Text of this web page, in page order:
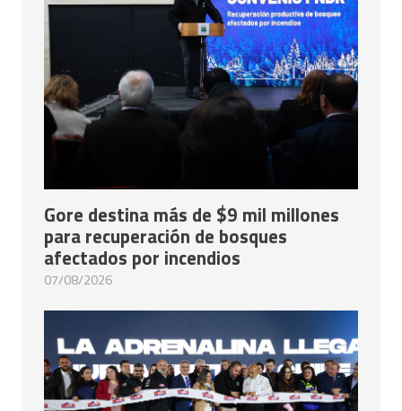
Gore destina más de $9 mil millones
para recuperación de bosques
afectados por incendios
07/08/2026